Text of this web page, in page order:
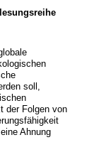
soll,
der Folgen von
Ahnung